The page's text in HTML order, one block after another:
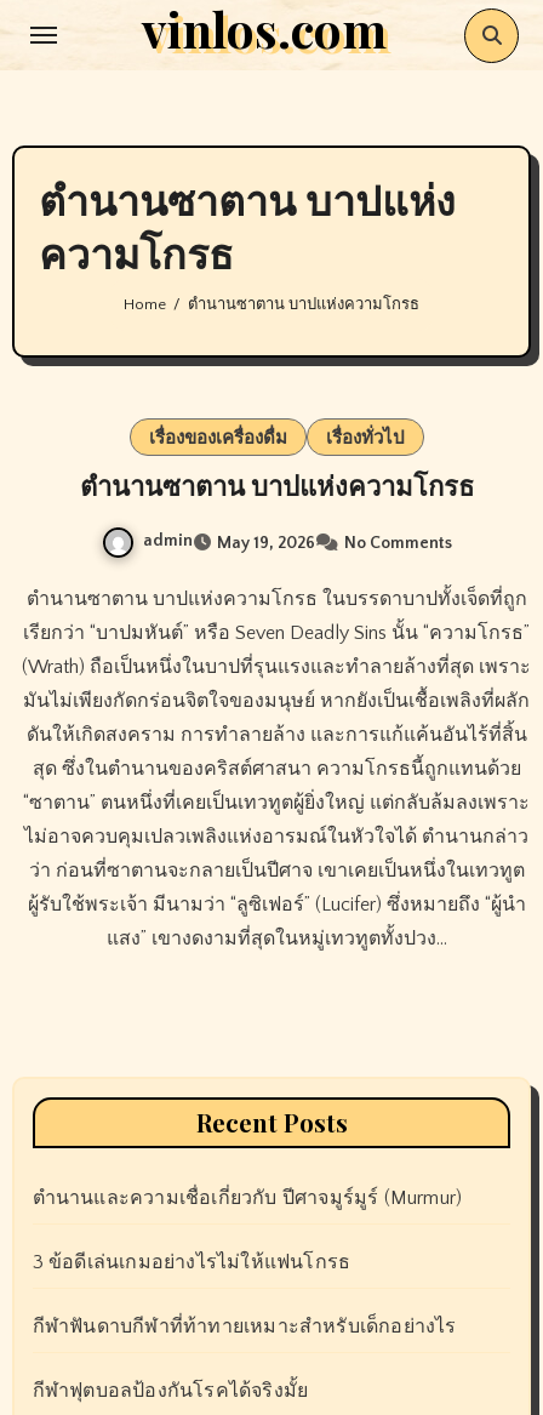
vinlos.com
ตำนานซาตาน บาปแห่ง
ความโกรธ
Home ตำนานซาตาน บาปแห่งความโกรธ
เรื่องของเครื่องดื่ม เรื่องทั่วไป
ตำนานซาตาน บาปแห่งความโกรธ
admin May 19, 2026 No Comments
ตำนานซาตาน บาปแห่งความโกรธ ในบรรดาบาปทั้งเจ็ดที่ถูก
เรียกว่า “บาปมหันต์” หรือ Seven Deadly Sins นั้น “ความโกรธ”
(Wrath) ถือเป็นหนึ่งในบาปที่รุนแรงและทำลายล้างที่สุด เพราะ
มันไม่เพียงกัดกร่อนจิตใจของมนุษย์ หากยังเป็นเชื้อเพลิงที่ผลัก
ดันให้เกิดสงคราม การทำลายล้าง และการแก้แค้นอันไร้ที่สิ้น
สุด ซึ่งในตำนานของคริสต์ศาสนา ความโกรธนี้ถูกแทนด้วย
“ซาตาน” ตนหนึ่งที่เคยเป็นเทวทูตผู้ยิ่งใหญ่ แต่กลับล้มลงเพราะ
ไม่อาจควบคุมเปลวเพลิงแห่งอารมณ์ในหัวใจได้ ตำนานกล่าว
ว่า ก่อนที่ซาตานจะกลายเป็นปีศาจ เขาเคยเป็นหนึ่งในเทวทูต
ผู้รับใช้พระเจ้า มีนามว่า “ลูซิเฟอร์” (Lucifer) ซึ่งหมายถึง “ผู้นำ
แสง” เขางดงามที่สุดในหมู่เทวทูตทั้งปวง…
Recent Posts
ตำนานและความเชื่อเกี่ยวกับ ปีศาจมูร์มูร์ (Murmur)
3 ข้อดีเล่นเกมอย่างไรไม่ให้แฟนโกรธ
กีฬาฟันดาบกีฬาที่ท้าทายเหมาะสำหรับเด็กอย่างไร
กีฬาฟุตบอลป้องกันโรคได้จริงมั้ย